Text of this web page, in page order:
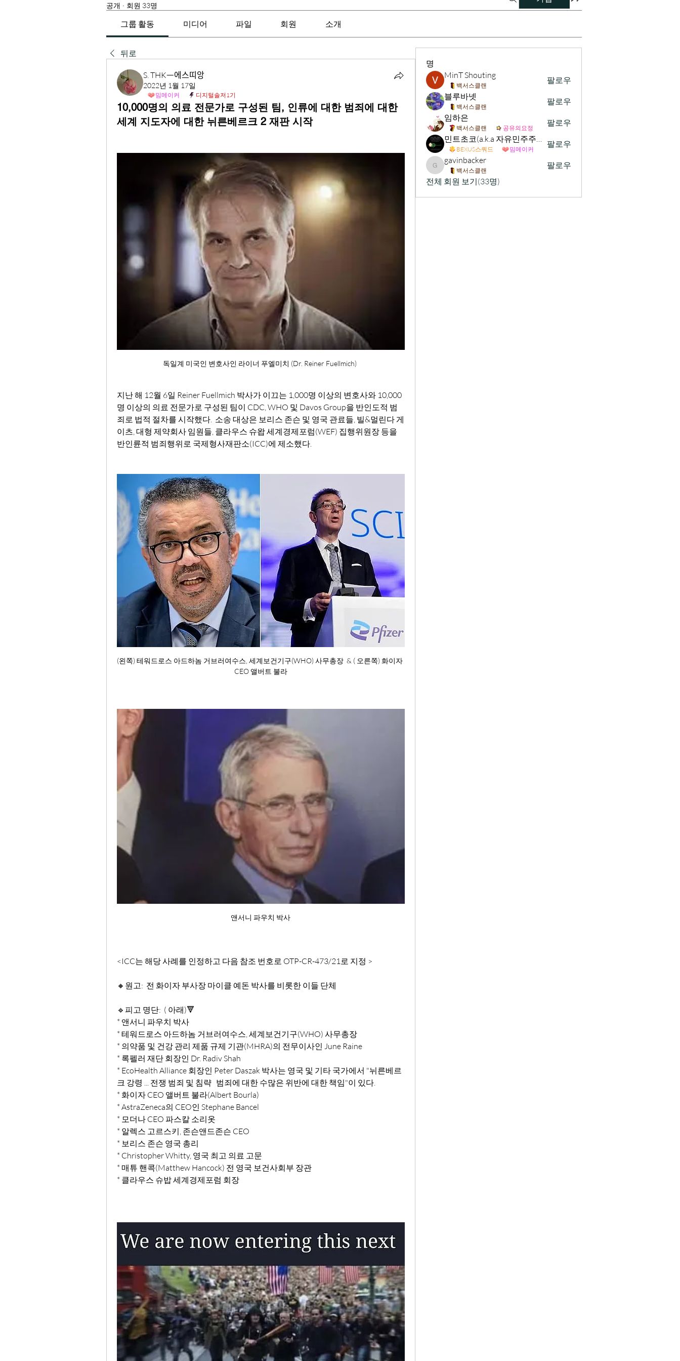
공개 · 회원 33명
그룹 활동 미디어 파일 회원 소개
뒤로
S. THKᅳ에스띠앙
2022년 1월 17일
밈메이커 디지털솔저1기
10,000명의 의료 전문가로 구성된 팀, 인류에 대한 범죄에 대한
세계 지도자에 대한 뉘른베르크 2 재판 시작
독일계 미국인 변호사인 라이너 푸엘미치 (Dr. Reiner Fuellmich)
지난 해 12월 6일 Reiner Fuellmich 박사가 이끄는 1,000명 이상의 변호사와 10,000
명 이상의 의료 전문가로 구성된 팀이 CDC, WHO 및 Davos Group을 반인도적 범
죄로 법적 절차를 시작했다.  소송 대상은 보리스 존슨 및 영국 관료들, 빌&멀린다 게
이츠, 대형 제약회사 임원들, 클라우스 슈왑 세계경제포럼(WEF) 집행위원장 등을
반인륜적 범죄행위로 국제형사재판소(ICC)에 제소했다.
(왼쪽) 테워드로스 아드하놈 거브러여수스, 세계보건기구(WHO) 사무총장  & ( 오른쪽) 화이자
CEO 앨버트 불라
앤서니 파우치 박사
<ICC는 해당 사례를 인정하고 다음 참조 번호로 OTP-CR-473/21로 지정 >
🔸원고:  전 화이자 부사장 마이클 예돈 박사를 비롯한 이들 단체
🔹피고 명단:  ( 아래)🔻
* 앤서니 파우치 박사
* 테워드로스 아드하놈 거브러여수스, 세계보건기구(WHO) 사무총장
* 의약품 및 건강 관리 제품 규제 기관(MHRA)의 전무이사인 June Raine
* 록펠러 재단 회장인 Dr. Radiv Shah
* EcoHealth Alliance 회장인 Peter Daszak 박사는 영국 및 기타 국가에서 "뉘른베르
크 강령 ... 전쟁 범죄 및 침략   범죄에 대한 수많은 위반에 대한 책임"이 있다.
* 화이자 CEO 앨버트 불라(Albert Bourla)
* AstraZeneca의 CEO인 Stephane Bancel
* 모더나 CEO 파스칼 소리옷
* 알렉스 고르스키, 존슨앤드존슨 CEO
* 보리스 존슨 영국 총리
* Christopher Whitty, 영국 최고 의료 고문
* 매튜 핸콕(Matthew Hancock) 전 영국 보건사회부 장관
* 클라우스 슈밥 세계경제포럼 회장
명
MinT Shouting
백서스클랜
팔로우
블루바넷
백서스클랜
팔로우
임하은
백서스클랜 공유의요정
팔로우
민트초코(a.k.a 자유민주주의 및 시장경제 가치수호)
BEXUS스쿼드 밈메이커
팔로우
gavinbacker
gavinbacker
백서스클랜
팔로우
전체 회원 보기(33명)